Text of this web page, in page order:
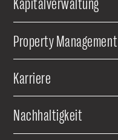
Kapitalverwaltung
Property Management
Karriere
Nachhaltigkeit